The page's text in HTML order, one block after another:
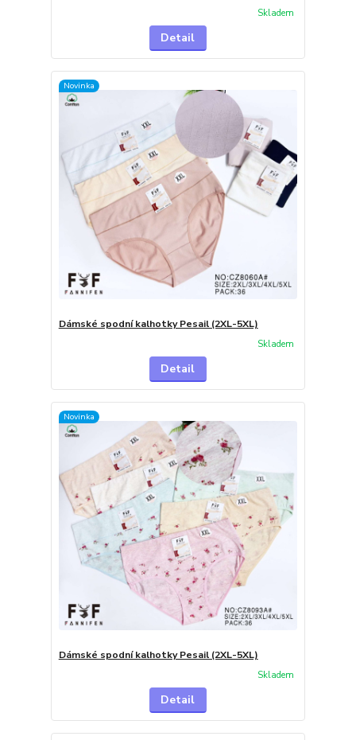
Skladem
Detail
Novinka
Dámské spodní kalhotky Pesail (2XL-5XL)
Skladem
Detail
Novinka
Dámské spodní kalhotky Pesail (2XL-5XL)
Skladem
Detail